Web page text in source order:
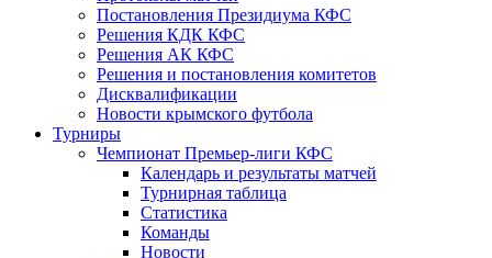
Постановления Президиума КФС
Решения КДК КФС
Решения АК КФС
Решения и постановления комитетов
Дисквалификации
Новости крымского футбола
Турниры
Чемпионат Премьер-лиги КФС
Календарь и результаты матчей
Турнирная таблица
Статистика
Команды
Новости